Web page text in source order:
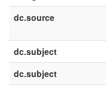
dc.source
dc.subject
dc.subject